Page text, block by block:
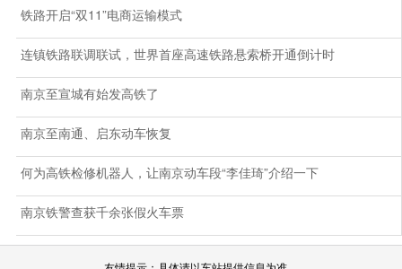
铁路开启“双11”电商运输模式
连镇铁路联调联试，世界首座高速铁路悬索桥开通倒计时
南京至宣城有始发高铁了
南京至南通、启东动车恢复
何为高铁检修机器人，让南京动车段“李佳琦”介绍一下
南京铁警查获千余张假火车票